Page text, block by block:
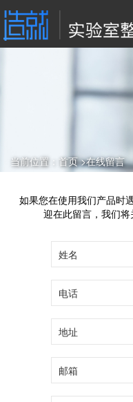
当前位置： 首页>在线留言
如果您在使用我们产品时
迎在此留言，我们将